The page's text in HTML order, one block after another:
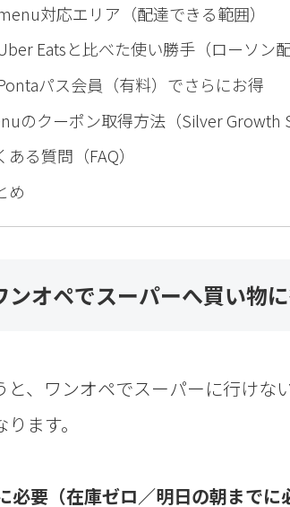
対応エリア（配達できる範囲）
Eatsと比べた使い勝手（ローソン配
パス会員（有料）でさらにお得
のクーポン取得方法（Silver Growth
ある質問（FAQ）
め
ンオペでスーパーへ買い物
と、ワンオペでスーパーに行けな
ます。
必要（在庫ゼロ／明日の朝までに